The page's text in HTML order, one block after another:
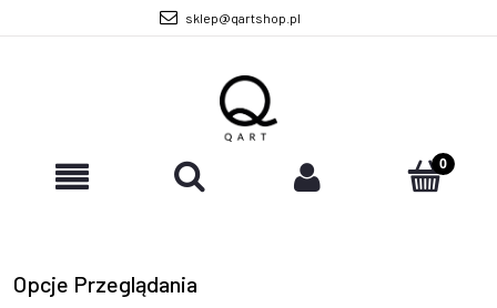
sklep@qartshop.pl
Opcje Przeglądania